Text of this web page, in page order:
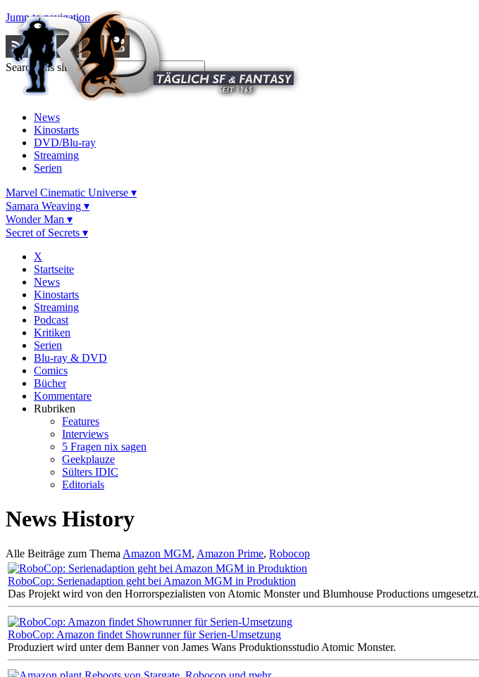
Jump to navigation
Search this site
News
Kinostarts
DVD/Blu-ray
Streaming
Serien
Marvel Cinematic Universe ▾
Samara Weaving ▾
Wonder Man ▾
Secret of Secrets ▾
X
Startseite
News
Kinostarts
Streaming
Podcast
Kritiken
Serien
Blu-ray & DVD
Comics
Bücher
Kommentare
Rubriken
Features
Interviews
5 Fragen nix sagen
Geekplauze
Sülters IDIC
Editorials
News History
Alle Beiträge zum Thema Amazon MGM, Amazon Prime, Robocop
RoboCop: Serienadaption geht bei Amazon MGM in Produktion
Das Projekt wird von den Horrorspezialisten von Atomic Monster und Blumhouse Productions umgesetzt.
RoboCop: Amazon findet Showrunner für Serien-Umsetzung
Produziert wird unter dem Banner von James Wans Produktionsstudio Atomic Monster.